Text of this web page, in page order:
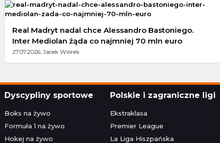
Real Madryt nadal chce Alessandro Bastoniego.
Inter Mediolan żąda co najmniej 70 mln euro
27.07.2026; Jacek Wiórek
Dyscypliny sportowe
Boks na żywo
Formuła 1 na żywo
Hokej na żywo
Polskie i zagraniczne ligi
Ekstraklasa
Premier League
La Liga Hiszpańska